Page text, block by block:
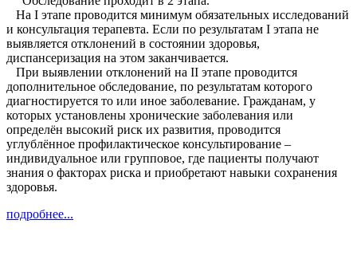
На I этапе проводится минимум обязательных исследований
и консультация терапевта. Если по результатам I этапа не
выявляется отклонений в состоянии здоровья,
диспансеризация на этом заканчивается.
При выявлении отклонений на II этапе проводится
дополнительное обследование, по результатам которого
диагностируется то или иное заболевание. Гражданам, у
которых установлены хронические заболевания или
определён высокий риск их развития, проводится
углублённое профилактическое консультирование –
индивидуальное или групповое, где пациенты получают
знания о факторах риска и приобретают навыки сохранения
здоровья.
подробнее...